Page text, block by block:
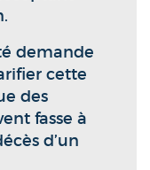
demande
cette
des
fasse à
d’un